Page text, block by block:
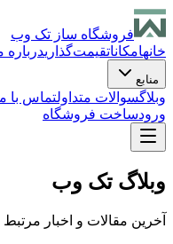
فروشگاه ساز تک وب
خانهامکاناتقیمت‌گذاریدرباره
منابع
وبلاگسوالات متداولتماس با
ورودساخت فروشگاه
وبلاگ تک وب
آخرین مقالات و اخبار